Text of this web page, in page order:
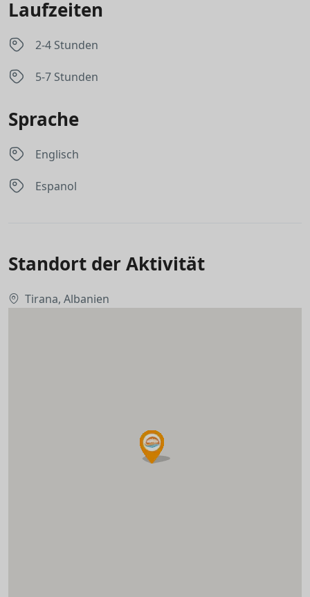
Laufzeiten
2-4 Stunden
5-7 Stunden
Sprache
Englisch
Espanol
Standort der Aktivität
Tirana, Albanien